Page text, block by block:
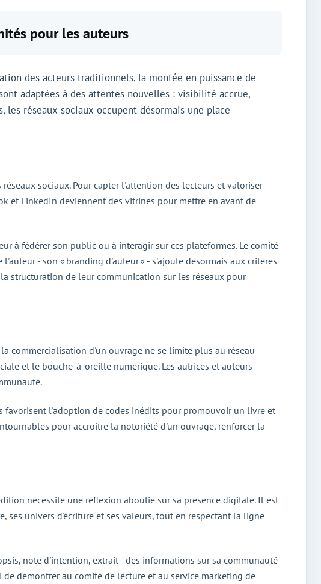
pour les auteurs
des acteurs traditionnels, la montée en puissance de
adaptées à des attentes nouvelles : visibilité accrue,
réseaux sociaux occupent désormais une place
sociaux. Pour capter l'attention des lecteurs et valoriser
et LinkedIn deviennent des vitrines pour mettre en avant de
à fédérer son public ou à interagir sur ces plateformes. Le comité
- son « branding d'auteur » - s'ajoute désormais aux critères
structuration de leur communication sur les réseaux pour
commercialisation d'un ouvrage ne se limite plus au réseau
et le bouche-à-oreille numérique. Les autrices et auteurs
favorisent l'adoption de codes inédits pour promouvoir un livre et
pour accroître la notoriété d'un ouvrage, renforcer la
nécessite une réflexion aboutie sur sa présence digitale. Il est
univers d'écriture et ses valeurs, tout en respectant la ligne
note d'intention, extrait - des informations sur sa communauté
démontrer au comité de lecture et au service marketing de